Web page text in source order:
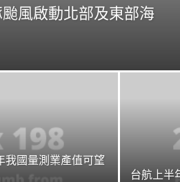
風啟動北部及東部海
我國量測業產值可望
台航上半